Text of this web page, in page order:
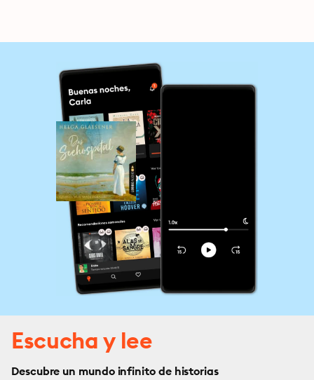
Escucha y lee
Descubre un mundo infinito de historias